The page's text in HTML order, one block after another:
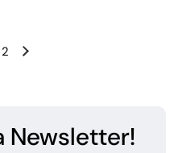
2
Newsletter!